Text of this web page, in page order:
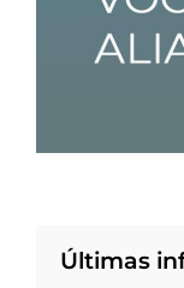
Últimas